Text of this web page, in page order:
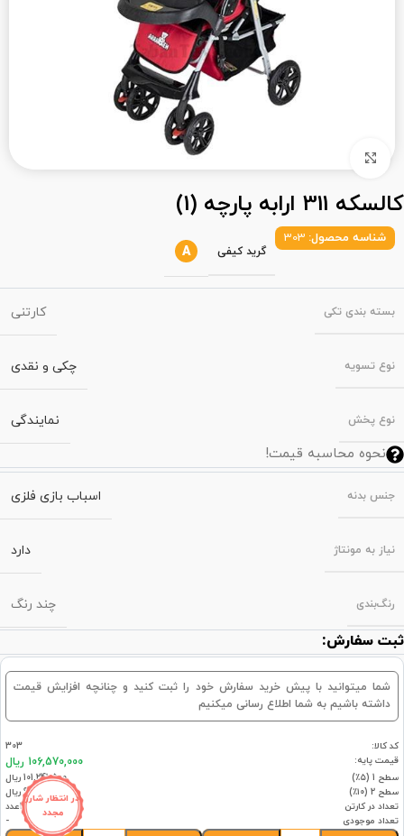
کالسکه 311 ارابه پارچه (1)
شناسه محصول: 303
گرید کیفی A
بسته‌ بندی تکی کارتنی
نوع تسویه چکی و نقدی
نوع پخش نمایندگی
نحوه محاسبه قیمت!
جنس بدنه اسباب بازی فلزی
نیاز به مونتاژ دارد
رنگ‌بندی چند رنگ
ثبت سفارش:
شما میتوانید با پیش خرید سفارش خود را ثبت کنید و چنانچه افزایش قیمت
داشته باشیم به شما اطلاع رسانی میکنیم
در انتظار شارژ
مجدد
کد کالا:
303
قیمت پایه:
106,570,000 ریال
سطح 1 (۵٪)
101,241,500 ریال
سطح 2 (۱۰٪)
95,913,000 ریال
تعداد در کارتن
1عدد
تعداد موجودی
-